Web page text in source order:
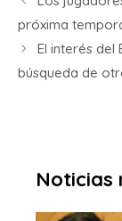
próxima
El interés del
búsqueda de
Noticias